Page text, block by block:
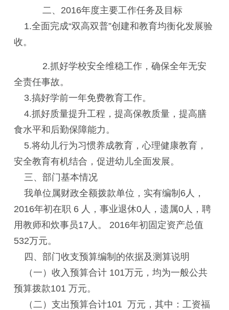
二、2016年度主要工作任务及目标
1.全面完成“双高双普”创建和教育均衡化发展验
收。
2.抓好学校安全维稳工作，确保全年无安
全责任事故。
3.搞好学前一年免费教育工作。
4.抓好质量提升工程，提高保教质量，提高膳
食水平和后勤保障能力。
5.将幼儿行为习惯养成教育，心理健康教育，
安全教育有机结合，促进幼儿全面发展。
三、部门基本情况
我单位属财政全额拨款单位，实有编制6人，
2016年初在职 6 人，事业退休0人，遗属0人，聘
用教师和炊事员17人。 2016年初固定资产总值
532万元。
四、部门收支预算编制的依据及测算说明
（一）收入预算合计 101万元，均为一般公共
预算拨款101 万元。
（二）支出预算合计101 万元，其中：工资福